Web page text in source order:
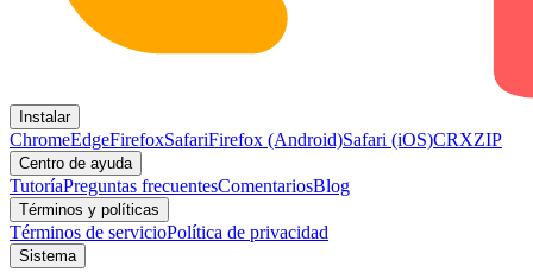
Instalar
ChromeEdgeFirefoxSafariFirefox (Android)Safari (iOS)CRXZIP
Centro de ayuda
TutoríaPreguntas frecuentesComentariosBlog
Términos y políticas
Términos de servicioPolítica de privacidad
Sistema